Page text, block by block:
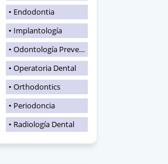
Endodontia
Implantología
Odontología Preventiva
Operatoria Dental
Orthodontics
Periodoncia
Radiología Dental